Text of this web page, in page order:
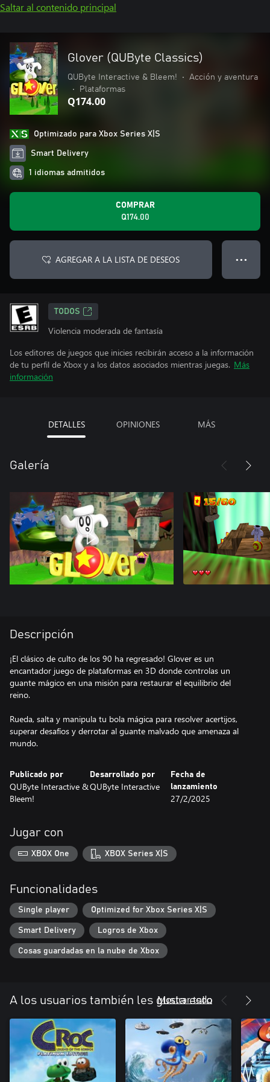
Saltar al contenido principal
Glover (QUByte Classics)
QUByte Interactive & Bleem! •
Acción y aventura
•
Plataformas
Q174.00
Optimizado para Xbox Series X|S
Smart Delivery
1 idiomas admitidos
COMPRAR
Q174.00
AGREGAR A LA LISTA DE DESEOS ● ● ●
TODOS
Violencia moderada de fantasía
Los editores de juegos que inicies recibirán acceso a la información
de tu perfil de Xbox y a los datos asociados mientras juegas. Más
información
DETALLES OPINIONES MÁS
Galería
Descripción
¡El clásico de culto de los 90 ha regresado! Glover es un
encantador juego de plataformas en 3D donde controlas un
guante mágico en una misión para restaurar el equilibrio del
reino.
Rueda, salta y manipula tu bola mágica para resolver acertijos,
superar desafíos y derrotar al guante malvado que amenaza al
mundo.
Publicado por
QUByte Interactive &
Bleem!
Desarrollado por
QUByte Interactive
Fecha de
lanzamiento
27/2/2025
Jugar con
XBOX One XBOX Series X|S
Funcionalidades
Single player Optimized for Xbox Series X|S
Smart Delivery Logros de Xbox
Cosas guardadas en la nube de Xbox
A los usuarios también les gusta esto
Mostrar todo